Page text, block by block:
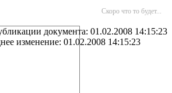
Скоро что то будет...
документа: 01.02.2008 14:15:23
изменение: 01.02.2008 14:15:23